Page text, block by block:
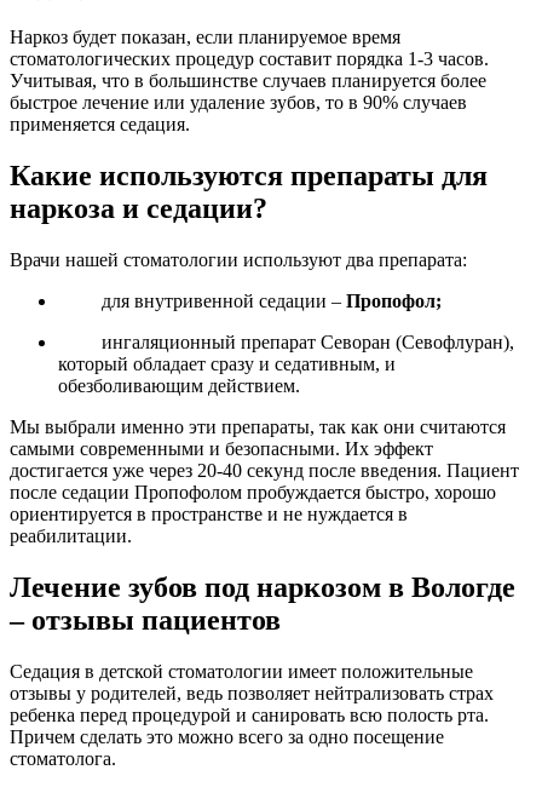
Наркоз будет показан, если планируемое время
стоматологических процедур составит порядка 1-3 часов.
Учитывая, что в большинстве случаев планируется более
быстрое лечение или удаление зубов, то в 90% случаев
применяется седация.
Какие используются препараты для
наркоза и седации?
Врачи нашей стоматологии используют два препарата:
для внутривенной седации – Пропофол;
ингаляционный препарат Севоран (Севофлуран),
который обладает сразу и седативным, и
обезболивающим действием.
Мы выбрали именно эти препараты, так как они считаются
самыми современными и безопасными. Их эффект
достигается уже через 20-40 секунд после введения. Пациент
после седации Пропофолом пробуждается быстро, хорошо
ориентируется в пространстве и не нуждается в
реабилитации.
Лечение зубов под наркозом в Вологде
– отзывы пациентов
Седация в детской стоматологии имеет положительные
отзывы у родителей, ведь позволяет нейтрализовать страх
ребенка перед процедурой и санировать всю полость рта.
Причем сделать это можно всего за одно посещение
стоматолога.